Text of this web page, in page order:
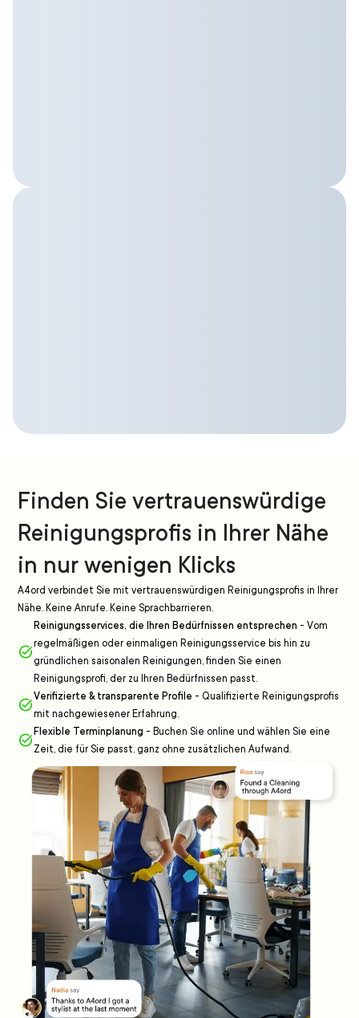
Finden Sie vertrauenswürdige
Reinigungsprofis in Ihrer Nähe
in nur wenigen Klicks
A4ord verbindet Sie mit vertrauenswürdigen Reinigungsprofis in Ihrer
Nähe. Keine Anrufe. Keine Sprachbarrieren.
Reinigungsservices, die Ihren Bedürfnissen entsprechen - Vom
regelmäßigen oder einmaligen Reinigungsservice bis hin zu
gründlichen saisonalen Reinigungen, finden Sie einen
Reinigungsprofi, der zu Ihren Bedürfnissen passt.
Verifizierte & transparente Profile - Qualifizierte Reinigungsprofis
mit nachgewiesener Erfahrung.
Flexible Terminplanung - Buchen Sie online und wählen Sie eine
Zeit, die für Sie passt, ganz ohne zusätzlichen Aufwand.